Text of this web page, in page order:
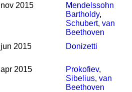
nov 2015
Mendelssohn
Bartholdy,
Schubert, van
Beethoven
jun 2015 Donizetti
apr 2015 Prokofiev,
Sibelius, van
Beethoven